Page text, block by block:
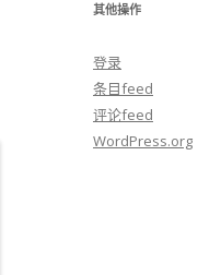
其他操作
登录
条目feed
评论feed
WordPress.org